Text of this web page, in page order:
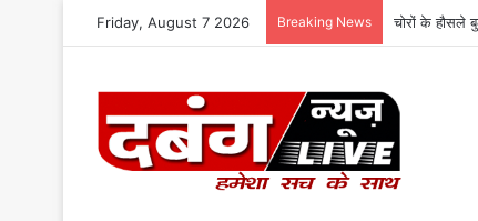
Friday, August 7 2026 Breaking News चोरों के हौसले